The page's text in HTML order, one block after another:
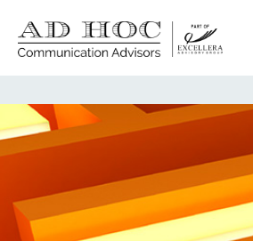
Chi siamo
Cosa facciamo
News